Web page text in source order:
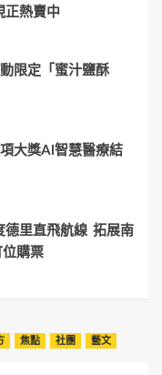
正熱賣中
限定「蜜汁鹽酥
大獎AI智慧醫療結
德里直飛航線 拓展南
購票
焦點 社團 藝文